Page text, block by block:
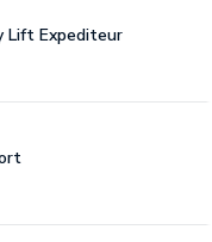
Lift Expediteur